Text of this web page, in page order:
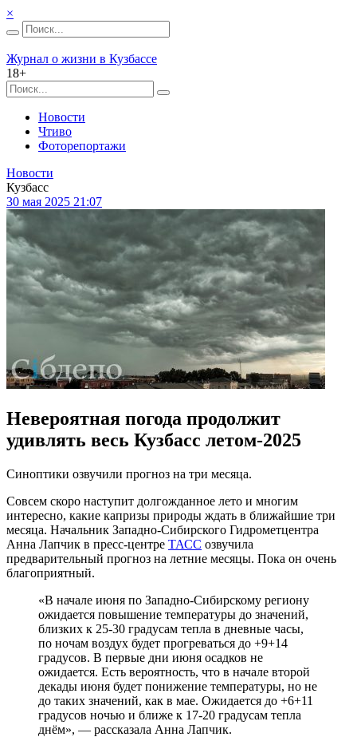
×
Журнал о жизни в Кузбассе
18+
Новости
Чтиво
Фоторепортажи
Новости
Кузбасс
30 мая 2025 21:07
Невероятная погода продолжит
удивлять весь Кузбасс летом-2025
Синоптики озвучили прогноз на три месяца.
Совсем скоро наступит долгожданное лето и многим
интересно, какие капризы природы ждать в ближайшие три
месяца. Начальник Западно-Сибирского Гидрометцентра
Анна Лапчик в пресс-центре ТАСС озвучила
предварительный прогноз на летние месяцы. Пока он очень
благоприятный.
«В начале июня по Западно-Сибирскому региону
ожидается повышение температуры до значений,
близких к 25-30 градусам тепла в дневные часы,
по ночам воздух будет прогреваться до +9+14
градусов. В первые дни июня осадков не
ожидается. Есть вероятность, что в начале второй
декады июня будет понижение температуры, но не
до таких значений, как в мае. Ожидается до +6+11
градусов ночью и ближе к 17-20 градусам тепла
днём», — рассказала Анна Лапчик.